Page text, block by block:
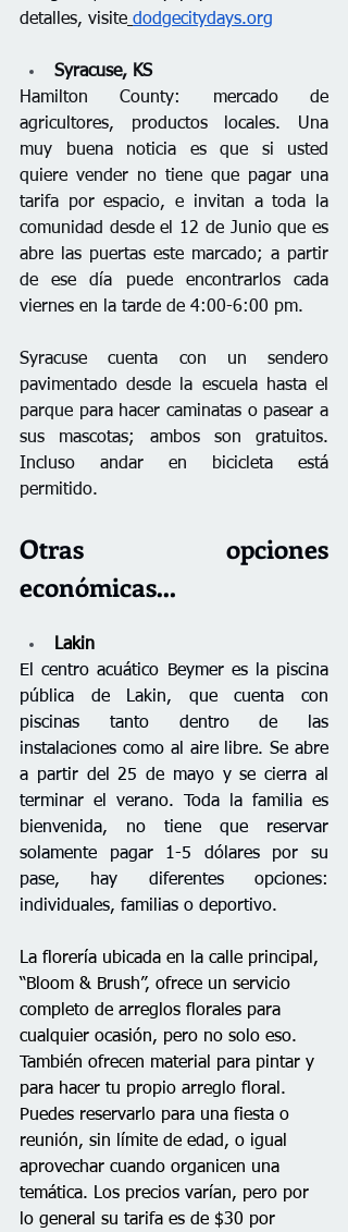
detalles, visite dodgecitydays.org
Syracuse, KS
Hamilton County: mercado de
agricultores, productos locales. Una
muy buena noticia es que si usted
quiere vender no tiene que pagar una
tarifa por espacio, e invitan a toda la
comunidad desde el 12 de Junio que es
abre las puertas este marcado; a partir
de ese día puede encontrarlos cada
viernes en la tarde de 4:00-6:00 pm.
Syracuse cuenta con un sendero
pavimentado desde la escuela hasta el
parque para hacer caminatas o pasear a
sus mascotas; ambos son gratuitos.
Incluso andar en bicicleta está
permitido.
Otras opciones
económicas…
Lakin
El centro acuático Beymer es la piscina
pública de Lakin, que cuenta con
piscinas tanto dentro de las
instalaciones como al aire libre. Se abre
a partir del 25 de mayo y se cierra al
terminar el verano. Toda la familia es
bienvenida, no tiene que reservar
solamente pagar 1-5 dólares por su
pase, hay diferentes opciones:
individuales, familias o deportivo.
La florería ubicada en la calle principal,
“Bloom & Brush”, ofrece un servicio
completo de arreglos florales para
cualquier ocasión, pero no solo eso.
También ofrecen material para pintar y
para hacer tu propio arreglo floral.
Puedes reservarlo para una fiesta o
reunión, sin límite de edad, o igual
aprovechar cuando organicen una
temática. Los precios varían, pero por
lo general su tarifa es de $30 por